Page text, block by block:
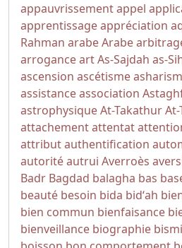
appauvrissementappel
apprentissageappréciation
Rahman arabeArabe
arroganceartAs-Sajdah as-
ascension ascétisme
assistanceassociation
astrophysiqueAt-Takathur
attachementattentat
attributauthentification
autoritéautrui Averroès
Badr Bagdad balagha bas
beauté besoin bida bidʻah
bien commun bienfaisance
bienveillance biographie